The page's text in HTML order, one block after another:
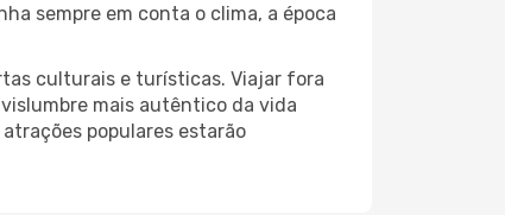
sempre em conta o clima, a época
culturais e turísticas. Viajar fora
mais autêntico da vida
populares estarão